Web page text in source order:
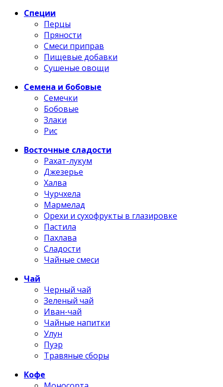
Специи
Перцы
Пряности
Смеси приправ
Пищевые добавки
Сушеные овощи
Семена и бобовые
Семечки
Бобовые
Злаки
Рис
Восточные сладости
Рахат-лукум
Джезерье
Халва
Чурчхела
Мармелад
Орехи и сухофрукты в глазировке
Пастила
Пахлава
Сладости
Чайные смеси
Чай
Черный чай
Зеленый чай
Иван-чай
Чайные напитки
Улун
Пуэр
Травяные сборы
Кофе